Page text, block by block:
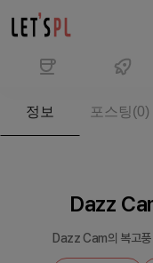
서
Dazz
Dazz Cam의 복고풍
정보 포스팅(0)